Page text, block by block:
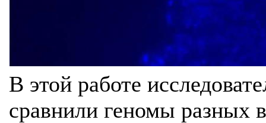
В этой работе
сравнили геномы разных